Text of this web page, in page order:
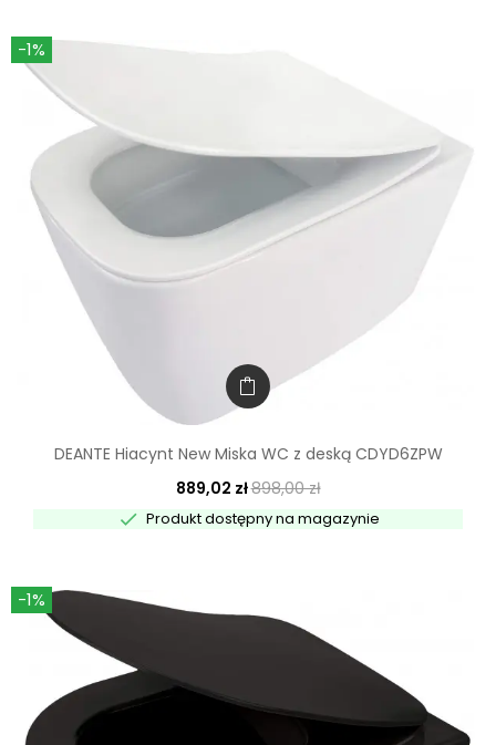
-1%
DEANTE Hiacynt New Miska WC z deską CDYD6ZPW
889,02 zł898,00 zł
 Produkt dostępny na magazynie
-1%